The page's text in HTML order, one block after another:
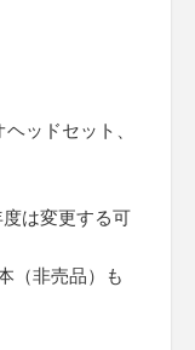
ッドセット、
は変更する可
（非売品）も